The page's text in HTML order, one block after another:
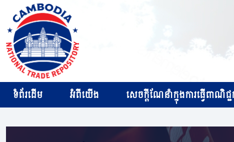
ទំព័រដើម អំពីយើង សេចក្ដីណែនាំក្នុងការធ្វើពាណិជ្ជ